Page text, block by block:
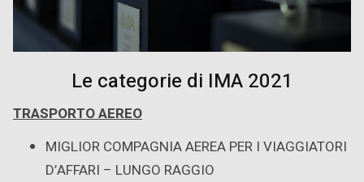
Le categorie di IMA 2021
TRASPORTO AEREO
MIGLIOR COMPAGNIA AEREA PER I VIAGGIATORI
D’AFFARI – LUNGO RAGGIO